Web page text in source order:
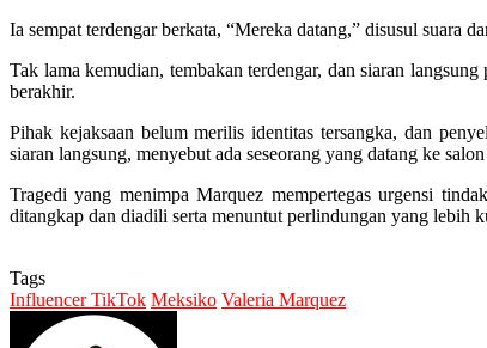
Ia sempat terdengar berkata, “Mereka datang,” disusul suara
Tak lama kemudian, tembakan terdengar, dan siaran
berakhir.
Pihak kejaksaan belum merilis identitas tersangka, dan
siaran langsung, menyebut ada seseorang yang datang ke
Tragedi yang menimpa Marquez mempertegas urgensi
ditangkap dan diadili serta menuntut perlindungan yang lebih
Tags
Influencer TikTok Meksiko Valeria Marquez